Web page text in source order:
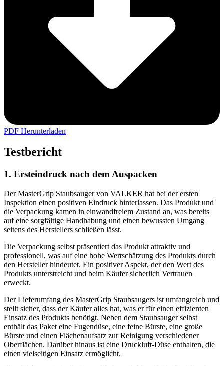
PDF Herunterladen
Testbericht
1. Ersteindruck nach dem Auspacken
Der MasterGrip Staubsauger von VALKER hat bei der ersten
Inspektion einen positiven Eindruck hinterlassen. Das Produkt und
die Verpackung kamen in einwandfreiem Zustand an, was bereits
auf eine sorgfältige Handhabung und einen bewussten Umgang
seitens des Herstellers schließen lässt.
Die Verpackung selbst präsentiert das Produkt attraktiv und
professionell, was auf eine hohe Wertschätzung des Produkts durch
den Hersteller hindeutet. Ein positiver Aspekt, der den Wert des
Produkts unterstreicht und beim Käufer sicherlich Vertrauen
erweckt.
Der Lieferumfang des MasterGrip Staubsaugers ist umfangreich und
stellt sicher, dass der Käufer alles hat, was er für einen effizienten
Einsatz des Produkts benötigt. Neben dem Staubsauger selbst
enthält das Paket eine Fugendüse, eine feine Bürste, eine große
Bürste und einen Flächenaufsatz zur Reinigung verschiedener
Oberflächen. Darüber hinaus ist eine Druckluft-Düse enthalten, die
einen vielseitigen Einsatz ermöglicht.